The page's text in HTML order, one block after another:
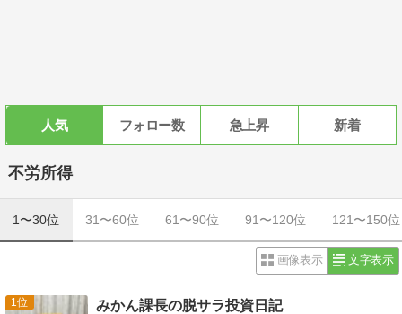
人気 フォロー数 急上昇 新着
不労所得
1〜30位 31〜60位 61〜90位 91〜120位 121〜150位
画像表示 文字表示
1 みかん課長の脱サラ投資日記